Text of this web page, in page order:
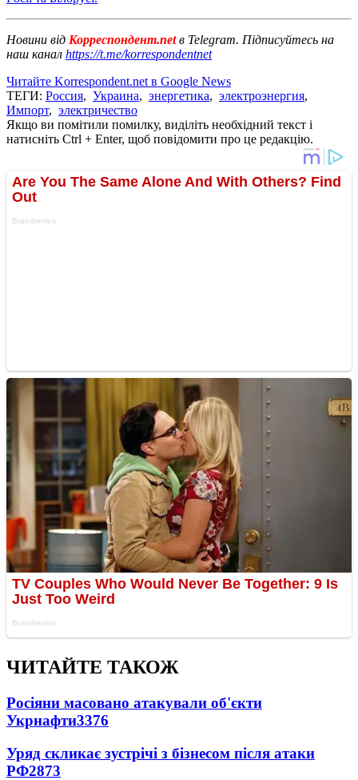
Новини від Корреспондент.netв Telegram. Підписуйтесь на
наш канал https://t.me/korrespondentnet
Читайте Korrespondent.net в Google News
ТЕГИ: Россия, Украина, энергетика, электроэнергия,
Импорт, электричество
Якщо ви помітили помилку, виділіть необхідний текст і
натисніть Ctrl + Enter, щоб повідомити про це редакцію.
ЧИТАЙТЕ ТАКОЖ
Росіяни масовано атакували об'єкти
Укрнафти3376
Уряд скликає зустрічі з бізнесом після атаки
РФ2873